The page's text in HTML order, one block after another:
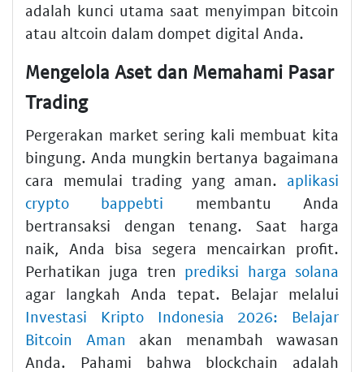
adalah kunci utama saat menyimpan bitcoin
atau altcoin dalam dompet digital Anda.
Mengelola Aset dan Memahami Pasar
Trading
Pergerakan market sering kali membuat kita
bingung. Anda mungkin bertanya bagaimana
cara memulai trading yang aman. aplikasi
crypto bappebti membantu Anda
bertransaksi dengan tenang. Saat harga
naik, Anda bisa segera mencairkan profit.
Perhatikan juga tren prediksi harga solana
agar langkah Anda tepat. Belajar melalui
Investasi Kripto Indonesia 2026: Belajar
Bitcoin Aman akan menambah wawasan
Anda. Pahami bahwa blockchain adalah